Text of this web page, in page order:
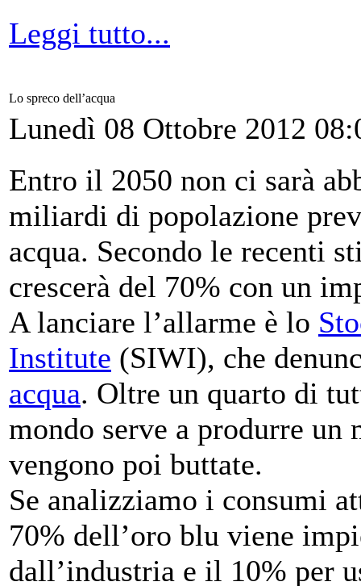
Leggi tutto...
Lo spreco dell’acqua
Lunedì 08 Ottobre 2012
Entro il 2050 non ci sarà
miliardi di popolazione
acqua. Secondo le recenti
crescerà del 70% con un
A lanciare l’allarme è lo
Institute (SIWI), che
acqua. Oltre un quarto di
mondo serve a produrre
vengono poi buttate.
Se analizziamo i consumi
70% dell’oro blu viene
dall’industria e il 10% per